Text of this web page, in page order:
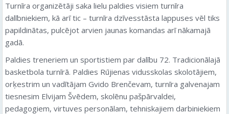
Turnīra organizētāji saka lielu paldies visiem turnīra
dalībniekiem, kā arī tic – turnīra dzīvesstāsta lappuses vēl tiks
papildinātas, pulcējot arvien jaunas komandas arī nākamajā
gadā.
Paldies treneriem un sportistiem par dalību 72. Tradicionālajā
basketbola turnīrā. Paldies Rūjienas vidusskolas skolotājiem,
orķestrim un vadītājam Gvido Brenčevam, turnīra galvenajam
tiesnesim Elvijam Švēdem, skolēnu pašpārvaldei,
pedagogiem, virtuves personālam, tehniskajiem darbiniekiem